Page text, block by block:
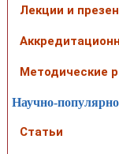
Лекции и
Методические
Научно-
Статьи